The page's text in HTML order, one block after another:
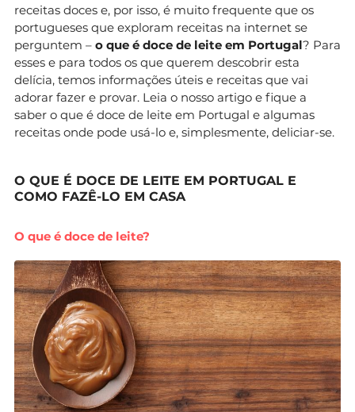
receitas doces e, por isso, é muito frequente que os
portugueses que exploram receitas na internet se
perguntem – o que é doce de leite em Portugal? Para
esses e para todos os que querem descobrir esta
delícia, temos informações úteis e receitas que vai
adorar fazer e provar. Leia o nosso artigo e fique a
saber o que é doce de leite em Portugal e algumas
receitas onde pode usá-lo e, simplesmente, deliciar-se.
O QUE É DOCE DE LEITE EM PORTUGAL E
COMO FAZÊ-LO EM CASA
O que é doce de leite?